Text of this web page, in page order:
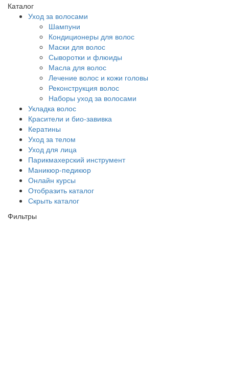
Каталог
Уход за волосами
Шампуни
Кондиционеры для волос
Маски для волос
Сыворотки и флюиды
Масла для волос
Лечение волос и кожи головы
Реконструкция волос
Наборы уход за волосами
Укладка волос
Красители и био-завивка
Кератины
Уход за телом
Уход для лица
Парикмахерский инструмент
Маникюр-педикюр
Онлайн курсы
Отобразить каталог
Скрыть каталог
Фильтры